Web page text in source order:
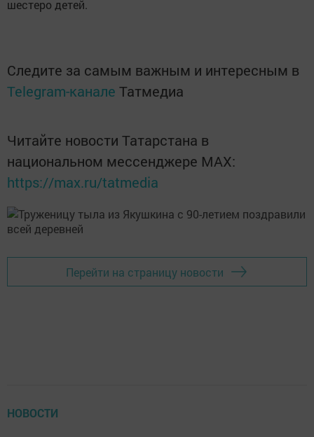
шестеро детей.
Следите за самым важным и интересным в
Telegram-канале Татмедиа
Читайте новости Татарстана в
национальном мессенджере MАХ:
https://max.ru/tatmedia
Перейти на страницу новости
НОВОСТИ